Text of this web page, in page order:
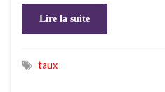
Lire la suite
taux